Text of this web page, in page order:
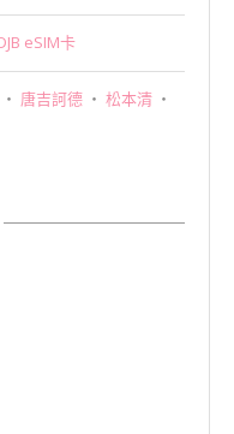
eSIM卡
‧ 唐吉訶德‧ 松本清‧